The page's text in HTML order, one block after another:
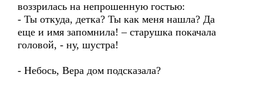
воззрилась на непрошенную гостью:
- Ты откуда, детка? Ты как меня нашла? Да
еще и имя запомнила! – старушка покачала
головой, - ну, шустра!
- Небось, Вера дом подсказала?